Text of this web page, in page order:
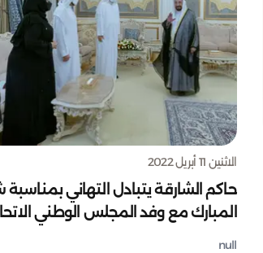
الاثنين 11 أبريل 2022
حاكم الشارقة يتبادل التهاني
المبارك مع وفد المجلس الوطني
null